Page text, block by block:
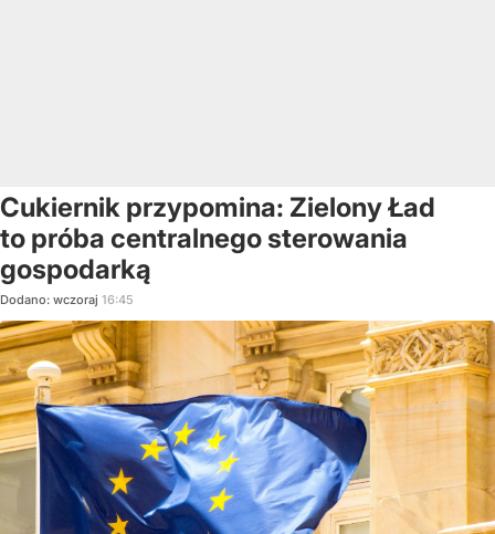
Cukiernik przypomina: Zielony Ład
to próba centralnego sterowania
gospodarką
Dodano: wczoraj 16:45